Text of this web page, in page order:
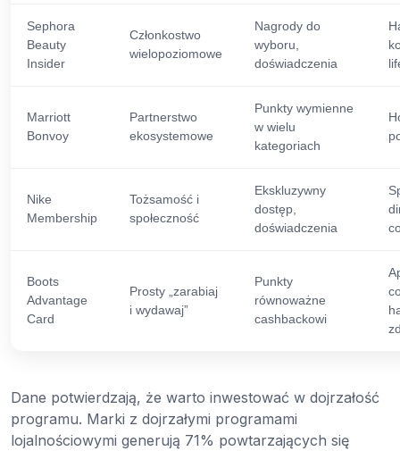
Sephora
Beauty
Insider
Członkostwo
wielopoziomowe
Nagrody do
wyboru,
doświadczenia
Marriott
Bonvoy
Partnerstwo
ekosystemowe
Punkty wymienne
w wielu
kategoriach
Nike
Membership
Tożsamość i
społeczność
Ekskluzywny
dostęp,
doświadczenia
Boots
Advantage
Card
Prosty „zarabiaj
i wydawaj”
Punkty
równoważne
cashbackowi
Dane potwierdzają, że warto inwestować w dojrzałość
programu. Marki z dojrzałymi programami
lojalnościowymi generują 71% powtarzających się